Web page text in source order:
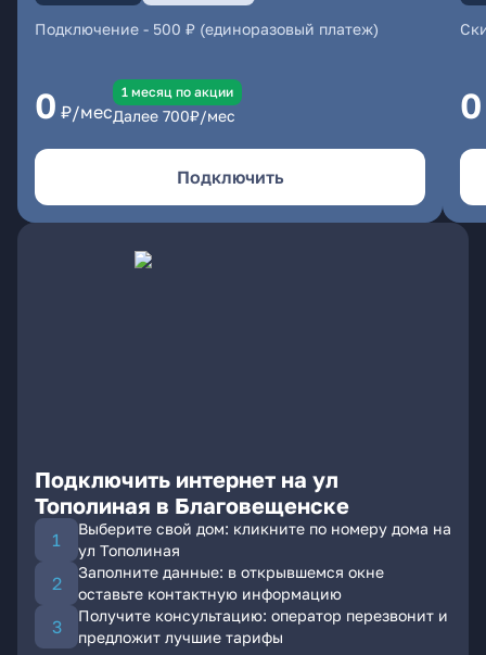
Подключение - 500 ₽ (единоразовый платеж)
0 ₽/мес
1 месяц по акции
Далее 700₽/мес
Подключить
0
Подключить интернет на ул
Тополиная в Благовещенске
Выберите свой дом: кликните по номеру дома на
ул Тополиная
Заполните данные: в открывшемся окне
оставьте контактную информацию
Получите консультацию: оператор перезвонит и
предложит лучшие тарифы